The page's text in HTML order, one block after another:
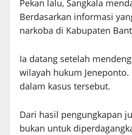
Pekan lalu, Sangkala
Berdasarkan informasi
narkoba di Kabupaten
Ia datang setelah
wilayah hukum
dalam kasus tersebut.
Dari hasil pengungkapan
bukan untuk